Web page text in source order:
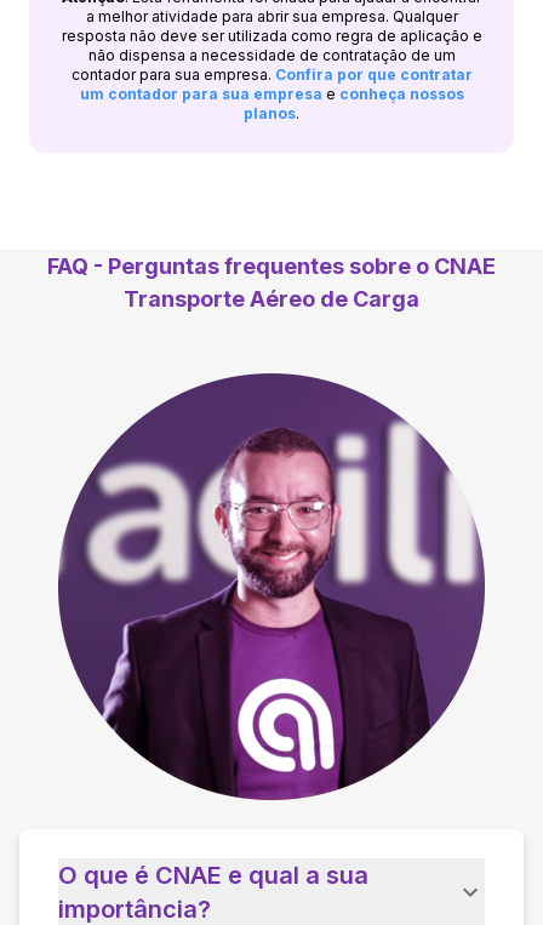
a melhor atividade para abrir sua empresa. Qualquer
resposta não deve ser utilizada como regra de aplicação e
não dispensa a necessidade de contratação de um
contador para sua empresa. Confira por que contratar
um contador para sua empresa e conheça nossos
planos.
FAQ - Perguntas frequentes sobre o CNAE
Transporte Aéreo de Carga
O que é CNAE e qual a sua
importância?